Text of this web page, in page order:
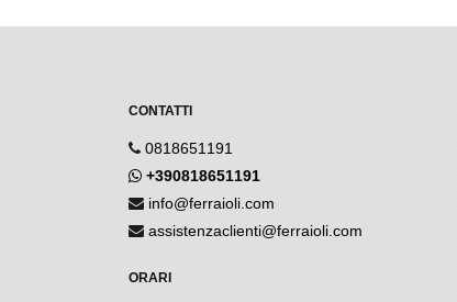
CONTATTI
0818651191
+390818651191
info@ferraioli.com
assistenzaclienti@ferraioli.com
ORARI